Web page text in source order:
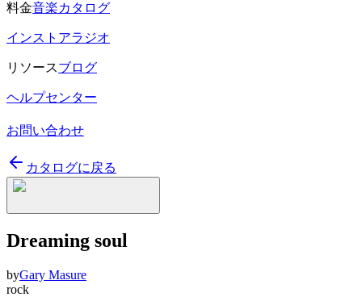
料金音楽カタログ
インストアラジオ
リソースブログ
ヘルプセンター
お問い合わせ
カタログに戻る
Dreaming soul
byGary Masure
rock